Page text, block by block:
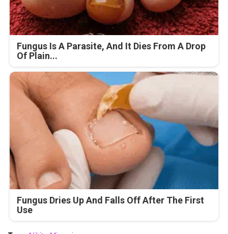
Fungus Is A Parasite, And It Dies From A Drop
Of Plain...
Fungus Dries Up And Falls Off After The First
Use